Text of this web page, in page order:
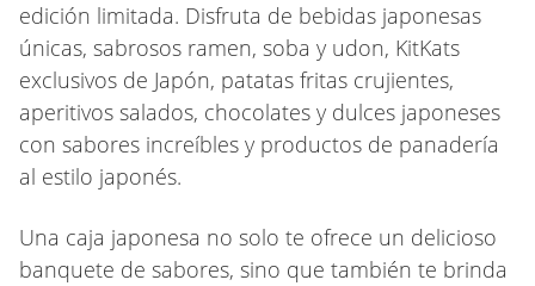
edición limitada. Disfruta de bebidas japonesas
únicas, sabrosos ramen, soba y udon, KitKats
exclusivos de Japón, patatas fritas crujientes,
aperitivos salados, chocolates y dulces japoneses
con sabores increíbles y productos de panadería
al estilo japonés.
Una caja japonesa no solo te ofrece un delicioso
banquete de sabores, sino que también te brinda